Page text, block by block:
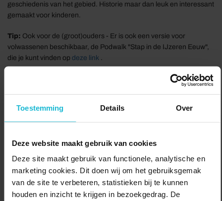
Toestemming Details Over
Deze website maakt gebruik van cookies
Deze site maakt gebruik van functionele, analytische en
marketing cookies. Dit doen wij om het gebruiksgemak
van de site te verbeteren, statistieken bij te kunnen
houden en inzicht te krijgen in bezoekgedrag. De
geschiedenis van het gebied. Historie maar dan leuk en interessant
gemaakt voor kinderen.
Tip: Ook voor de (groot)ouders - Er is ook een versie voor
volwassenen beschikbaar, de Podwalk "Stap in de IJzeren Eeuw",
die je kunt vinden op deze link .
Dokweg 3
3221 AE Hellevoetsluis
Delen: